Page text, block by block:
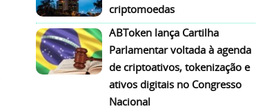
criptomoedas
ABToken lança Cartilha
Parlamentar voltada à agenda
de criptoativos, tokenização e
ativos digitais no Congresso
Nacional